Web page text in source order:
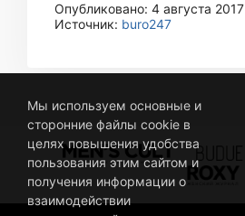
Опубликовано: 4 августа 2017
Источник: buro247
Мы используем основные и
сторонние файлы cookie в
целях повышения удобства
пользования этим сайтом и
получения информации о
взаимодействии